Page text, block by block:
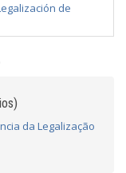
de
da Legalização